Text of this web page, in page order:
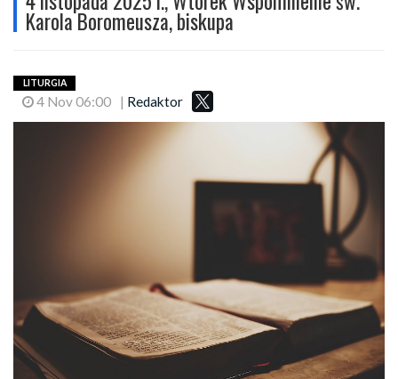
Karola Boromeusza, biskupa
LITURGIA
4 Nov 06:00 | Redaktor